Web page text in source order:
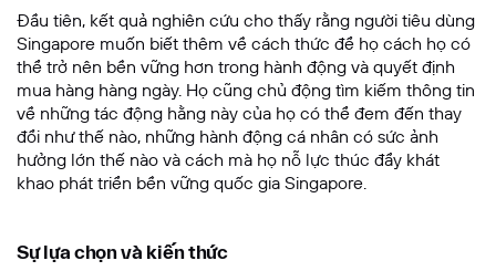
Đầu tiên, kết quả nghiên cứu cho thấy rằng người tiêu dùng
Singapore muốn biết thêm về cách thức để họ cách họ có
thể trở nên bền vững hơn trong hành động và quyết định
mua hàng hàng ngày. Họ cũng chủ động tìm kiếm thông tin
về những tác động hằng này của họ có thể đem đến thay
đổi như thế nào, những hành động cá nhân có sức ảnh
hưởng lớn thế nào và cách mà họ nỗ lực thúc đẩy khát
khao phát triển bền vững quốc gia Singapore.
Sự lựa chọn và kiến thức